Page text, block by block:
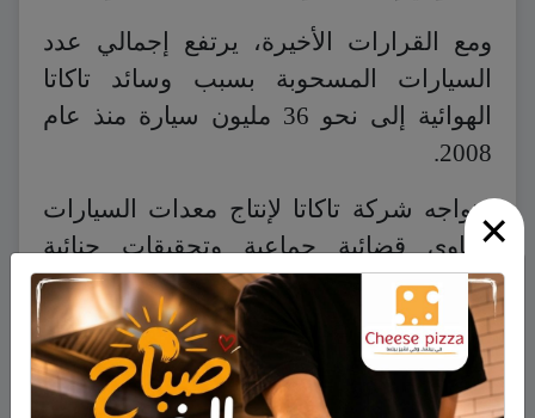
×
ومع القرارات الأخيرة، يرتفع إجمالي عدد
السيارات المسحوبة بسبب وسائد تاكاتا
الهوائية إلى نحو 36 مليون سيارة منذ عام
2008.
وتواجه شركة تاكاتا لإنتاج معدات السيارات
دعاوى قضائية جماعية وتحقيقات جنائية
وتنظيمية في أمريكا الشمالية.
وهوت أسهم تاكاتا بنسبة 5.6 في المئة في
طوكيو، وذلك عقب أحدث إعلان لسحب
السيارات.